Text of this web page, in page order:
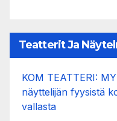
Teatterit Ja
KOM TEATTERI:
näyttelijän fyysistä
vallasta